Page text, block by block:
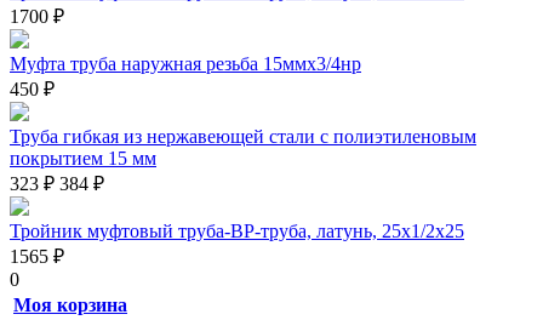
1700 ₽
Муфта труба наружная резьба 15ммx3/4нр
450 ₽
Труба гибкая из нержавеющей стали с полиэтиленовым
покрытием 15 мм
323 ₽ 384 ₽
Тройник муфтовый труба-ВР-труба, латунь, 25х1/2х25
1565 ₽
0
Моя корзина